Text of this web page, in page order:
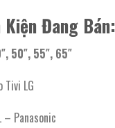
Đang Bán:
50″, 55″, 65″
Tivi LG
– Panasonic